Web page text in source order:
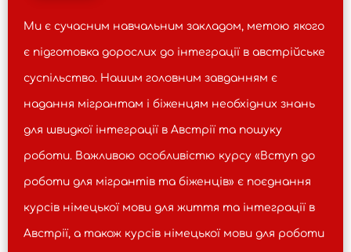
Ми є сучасним навчальним закладом, метою якого
є підготовка дорослих до інтеграції в австрійське
суспільство. Нашим головним завданням є
надання мігрантам і біженцям необхідних знань
для швидкої інтеграції в Австрії та пошуку
роботи. Важливою особливістю курсу «Вступ до
роботи для мігрантів та біженців» є поєднання
курсів німецької мови для життя та інтеграції в
Австрії, а також курсів німецької мови для роботи